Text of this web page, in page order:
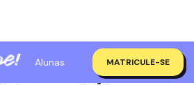
Alunas MATRICULE-SE
pode começar a fazer